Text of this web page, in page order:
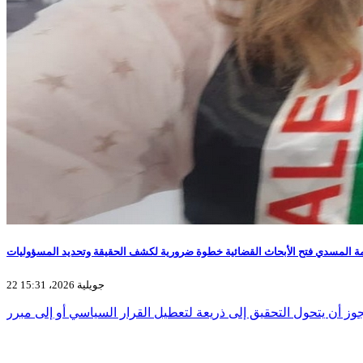
المسدي فتح الأبحاث القضائية خطوة ضرورية لكشف الحقيقة وتحديد المسؤوليات
22 جويلية 2026، 15:31